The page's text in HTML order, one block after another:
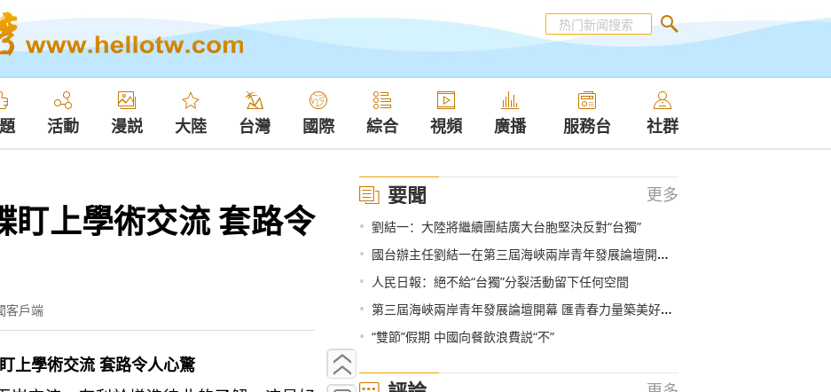
活動 漫説 大陸 台灣 國際 綜合 視頻 廣播 服務台 社群
盯上學術交流 套路令
客戶端
上學術交流 套路令人心驚
要聞 更多
• 劉結一：大陸將繼續團結廣大台胞堅決反對“台獨”
• 國台辦主任劉結一在第三屆海峽兩岸青年發展論壇開幕會上的致辭（全文）
• 人民日報：絕不給“台獨”分裂活動留下任何空間
• 第三屆海峽兩岸青年發展論壇開幕 匯青春力量築美好家園
• “雙節”假期 中國向餐飲浪費説“不”